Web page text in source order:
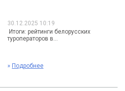
30.12.2025 10:19
Итоги: рейтинги белорусских
туроператоров в...
» Подробнее